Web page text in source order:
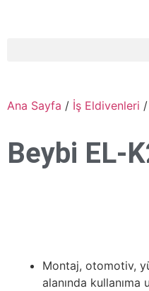
Ana Sayfa / İş Eldivenleri
Beybi EL-
Montaj, otomotiv,
alanında kullanıma